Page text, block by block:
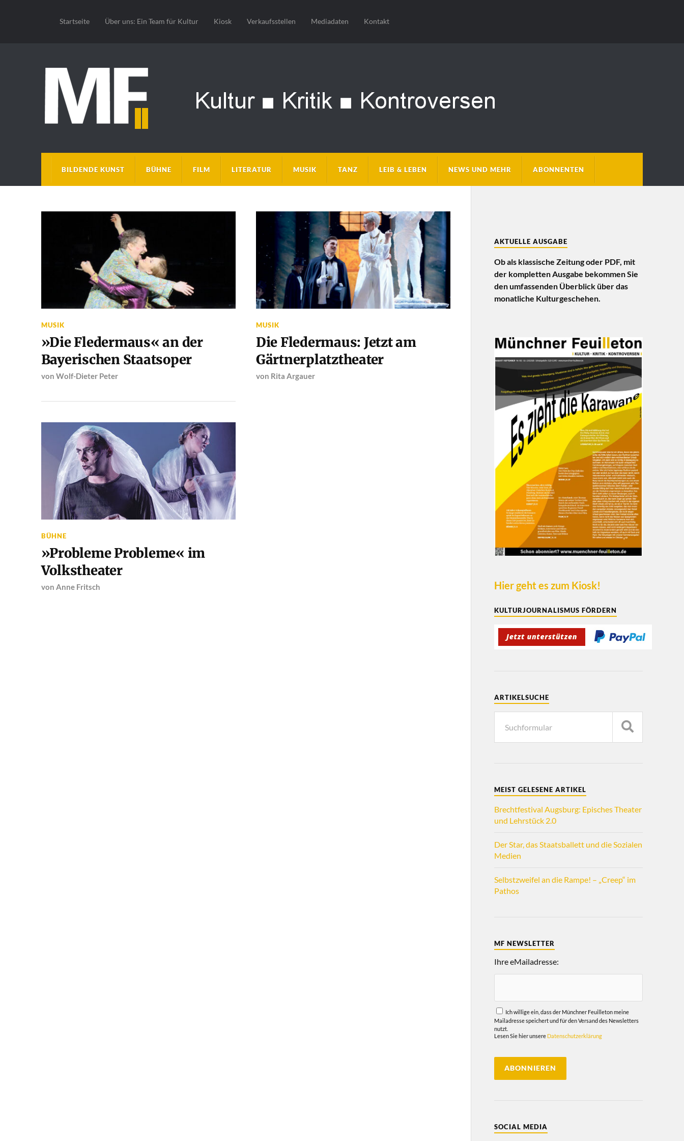
Startseite Über uns: Ein Team für Kultur Kiosk Verkaufsstellen Mediadaten Kontakt
BILDENDE KUNST BÜHNE FILM LITERATUR MUSIK TANZ LEIB & LEBEN NEWS UND MEHR ABONNENTEN
MUSIK
»Die Fledermaus« an der
Bayerischen Staatsoper
von Wolf-Dieter Peter
MUSIK
Die Fledermaus: Jetzt am
Gärtnerplatztheater
von Rita Argauer
BÜHNE
»Probleme Probleme« im
Volkstheater
von Anne Fritsch
AKTUELLE AUSGABE
Ob als klassische Zeitung oder PDF, mit
der kompletten Ausgabe bekommen Sie
den umfassenden Überblick über das
monatliche Kulturgeschehen.
Hier geht es zum Kiosk!
KULTURJOURNALISMUS FÖRDERN
ARTIKELSUCHE
MEIST GELESENE ARTIKEL
Brechtfestival Augsburg: Episches Theater
und Lehrstück 2.0
Der Star, das Staatsballett und die Sozialen
Medien
Selbstzweifel an die Rampe! – „Creep“ im
Pathos
MF NEWSLETTER
Ihre eMailadresse:
Ich willige ein, dass der Münchner Feuilleton meine
Mailadresse speichert und für den Versand des Newsletters
nutzt.
Lesen Sie hier unsere Datenschutzerklärung
SOCIAL MEDIA